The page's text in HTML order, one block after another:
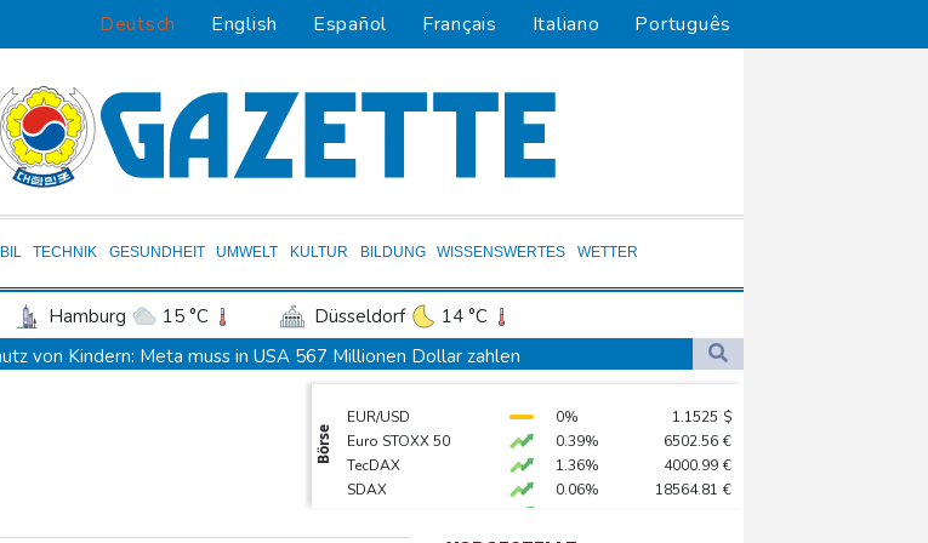
Deutsch English Español Français Italiano Português
TECHNIK GESUNDHEIT UMWELT KULTUR BILDUNG WISSENSWERTES WETTER
Hamburg 15 °C Düsseldorf
14 °C
°C Leipzig 16 °C Dortmund
12 °C
Bremen
Wien
von Kindern: Meta muss in USA 567 Millionen Dollar zahlen
Anträgen offenbar Online-Aktivitäten noch stärker überprüfen
muss zentral für Drohnenabwehr zuständig sein
neuen Vorstoß im Streit um US-Staatsbürgerschaft
Börse
EUR/USD 0% 1.1525 $
Euro STOXX 50
0.39% 6502.56 €
TecDAX
1.36% 4000.99 €
SDAX
0.06% 18564.81 €
DAX
0.05%